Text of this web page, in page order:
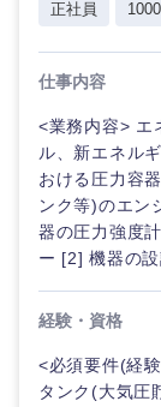
正社員
仕事内容
<業務内容> エ
ル、新エネル
おける圧力容
ンク等)のエン
器の圧力強度
ー [2] 機器の設
経験・資格
<必須要件(経
タンク(大気圧